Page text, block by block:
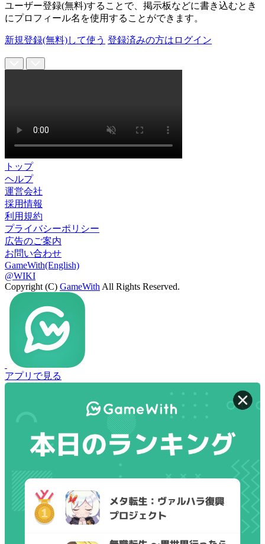
ユーザー登録(無料)することで、掲示板などに書き込むとき
にプロフィール名を使用することができます。
新規登録(無料)して使う 登録済みの方はログイン
トップ
ヘルプ
運営会社
採用情報
利用規約
プライバシーポリシー
広告のご案内
お問い合わせ
GameWith(English)
@WIKI
Copyright (C) GameWith All Rights Reserved.
アプリで見る